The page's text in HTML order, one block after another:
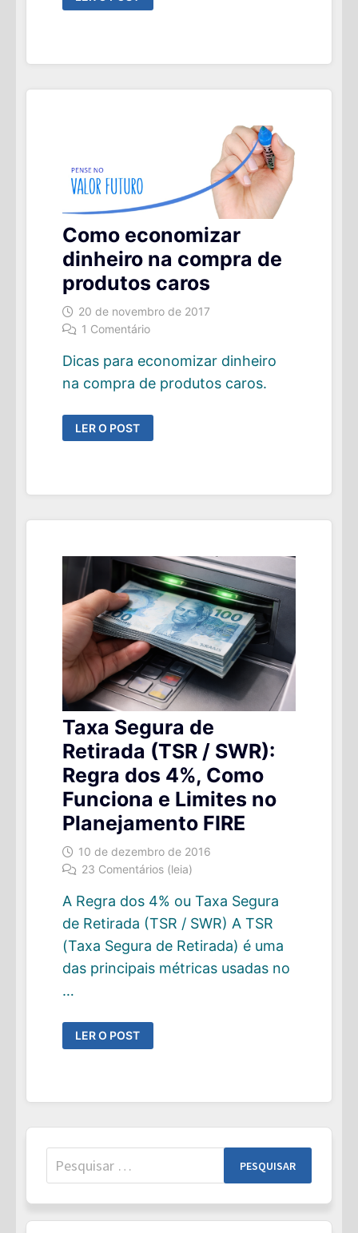
A
OU
AJUSTAR?
Como economizar
dinheiro na compra de
produtos caros
20 de novembro de 2017
1 Comentário
Dicas para economizar dinheiro
na compra de produtos caros.
COMO
ECONOMIZAR
DINHEIRO
CAROS
LER O POST
Taxa Segura de
Retirada (TSR / SWR):
Regra dos 4%, Como
Funciona e Limites no
Planejamento FIRE
10 de dezembro de 2016
23 Comentários (leia)
A Regra dos 4% ou Taxa Segura
de Retirada (TSR / SWR) A TSR
(Taxa Segura de Retirada) é uma
das principais métricas usadas no
…
TAXA
SEGURA
DE
4%,
FUNCIONA
E
LIMITES
NO
FIRE
LER O POST
Pesquisar
por: